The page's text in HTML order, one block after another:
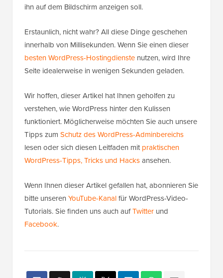
ihn auf dem Bildschirm anzeigen soll.
Erstaunlich, nicht wahr? All diese Dinge geschehen
innerhalb von Millisekunden. Wenn Sie einen dieser
besten WordPress-Hostingdienste nutzen, wird Ihre
Seite idealerweise in wenigen Sekunden geladen.
Wir hoffen, dieser Artikel hat Ihnen geholfen zu
verstehen, wie WordPress hinter den Kulissen
funktioniert. Möglicherweise möchten Sie auch unsere
Tipps zum Schutz des WordPress-Adminbereichs
lesen oder sich diesen Leitfaden mitpraktischen
WordPress-Tipps, Tricks und Hacksansehen.
Wenn Ihnen dieser Artikel gefallen hat, abonnieren Sie
bitte unseren YouTube-Kanalfür WordPress-Video-
Tutorials. Sie finden uns auch aufTwitter und
Facebook.